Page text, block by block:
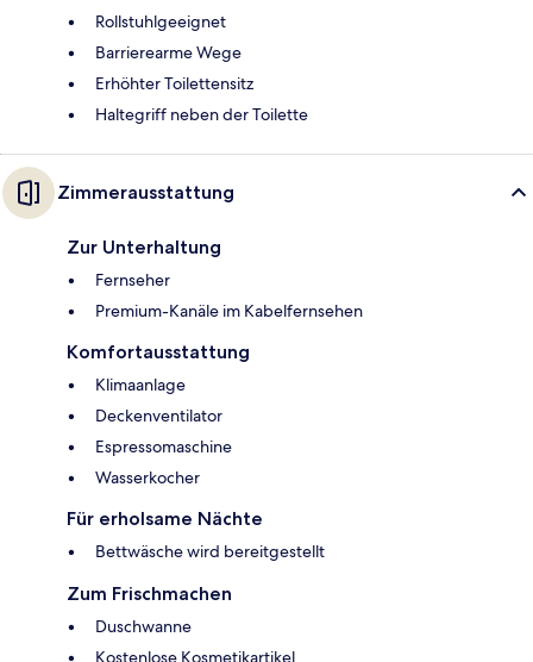
Rollstuhlgeeignet
Barrierearme Wege
Erhöhter Toilettensitz
Haltegriff neben der Toilette
Zimmerausstattung
Zur Unterhaltung
Fernseher
Premium-Kanäle im Kabelfernsehen
Komfortausstattung
Klimaanlage
Deckenventilator
Espressomaschine
Wasserkocher
Für erholsame Nächte
Bettwäsche wird bereitgestellt
Zum Frischmachen
Duschwanne
Kostenlose Kosmetikartikel